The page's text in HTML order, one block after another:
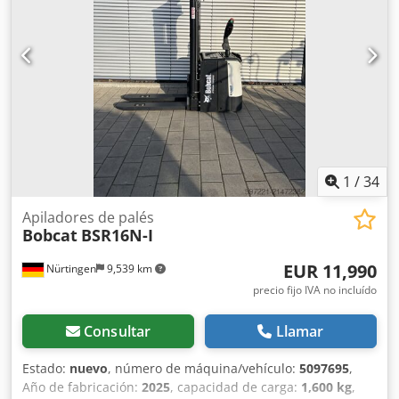
V, 60 Ah. Dkodpfxsyv S Rms Aiher
1 /34
Nürtingen 9,539 km
Apiladores de palés
Bobcat BSR16N-I
EUR 11,990
precio fijo IVA no incluído
Consultar Llamar
Estado: nuevo, número de máquina/vehículo: 5097695,
Año de fabricación: 2025, capacidad de carga: 1,600 kg,